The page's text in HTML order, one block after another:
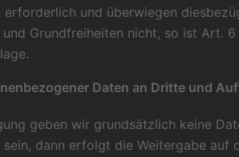
erforderlich und überwiegen
Grundfreiheiten nicht, so ist Art. 6
Daten an Dritte und
geben wir grundsätzlich keine
dann erfolgt die Weitergabe auf